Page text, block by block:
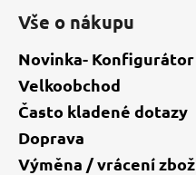
Vše o nákupu
Novinka-
Velkoobchod
Často kladené dotazy
Doprava
Výměna / vrácení